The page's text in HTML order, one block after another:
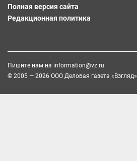
Полная версия сайта
Редакционная политика
Пишите нам на information@vz.ru
© 2005 — 2026 ООО Деловая газета «Взгляд»